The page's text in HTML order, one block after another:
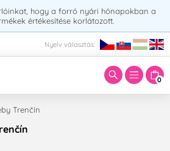
hogy a forró nyári hónapokban a
értékesítése korlátozott.
Nyelv választás:
0
kifejezést:
Trenčín